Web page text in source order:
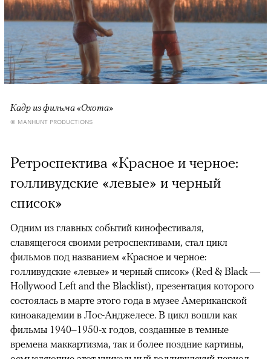
Кадр из фильма «Охота»
© MANHUNT PRODUCTIONS
Ретроспектива «Красное и черное:
голливудские «левые» и черный
список»
Одним из главных событий кинофестиваля,
славящегося своими ретроспективами, стал цикл
фильмов под названием «Красное и черное:
голливудские «левые» и черный список» (Red & Black —
Hollywood Left and the Blacklist), презентация которого
состоялась в марте этого года в музее Американской
киноакадемии в Лос-Анджелесе. В цикл вошли как
фильмы 1940–1950-х годов, созданные в темные
времена маккартизма, так и более поздние картины,